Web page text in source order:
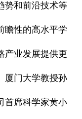
势和前沿技术等
瞻性的高水平学
产业发展提供更
厦门大学教授孙
首席科学家黄小